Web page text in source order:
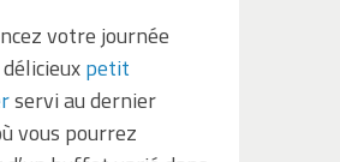
votre journée
petit
servi au dernier
vous pourrez